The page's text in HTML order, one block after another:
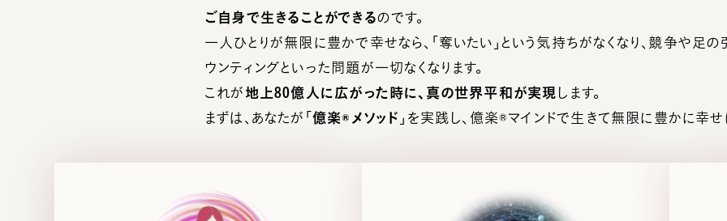
ご自身で生きることができるのです。
一人ひとりが無限に豊かで幸せなら、「奪いたい」という気持ちがなくなり、競争や足の
ウンティングといった問題が一切なくなります。
これが 地上80億人に広がった時に、真の世界平和が実現 します。
まずは、あなたが「 億楽®︎メソッド 」を実践し、億楽®︎マインドで生きて無限に豊かに幸せ